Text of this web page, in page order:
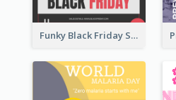
Funky Black Friday Sale Poster Design Template